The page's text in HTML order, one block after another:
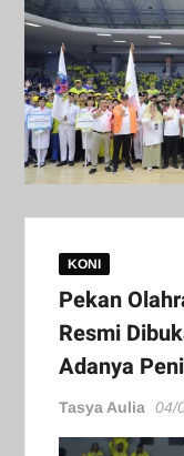
KONI
Pekan
Resmi
Adanya
Tasya Aulia 04/